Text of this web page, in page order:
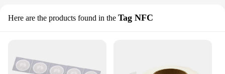
Here are the products found in the Tag NFC